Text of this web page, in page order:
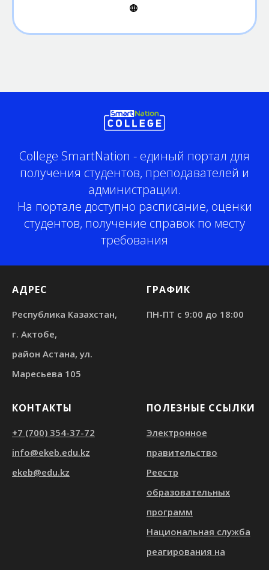
College SmartNation - единый портал для
получения студентов, преподавателей и
администрации.
На портале доступно расписание, оценки
студентов, получение справок по месту
требования
АДРЕС
Республика Казахстан,
г. Актобе,
район Астана, ул.
Маресьева 105
ГРАФИК
ПН-ПТ с 9:00 до 18:00
КОНТАКТЫ
+7 (700) 354-37-72
info@ekeb.edu.kz
ekeb@edu.kz
ПОЛЕЗНЫЕ ССЫЛКИ
Электронное
правительство
Реестр
образовательных
программ
Национальная служба
реагирования на